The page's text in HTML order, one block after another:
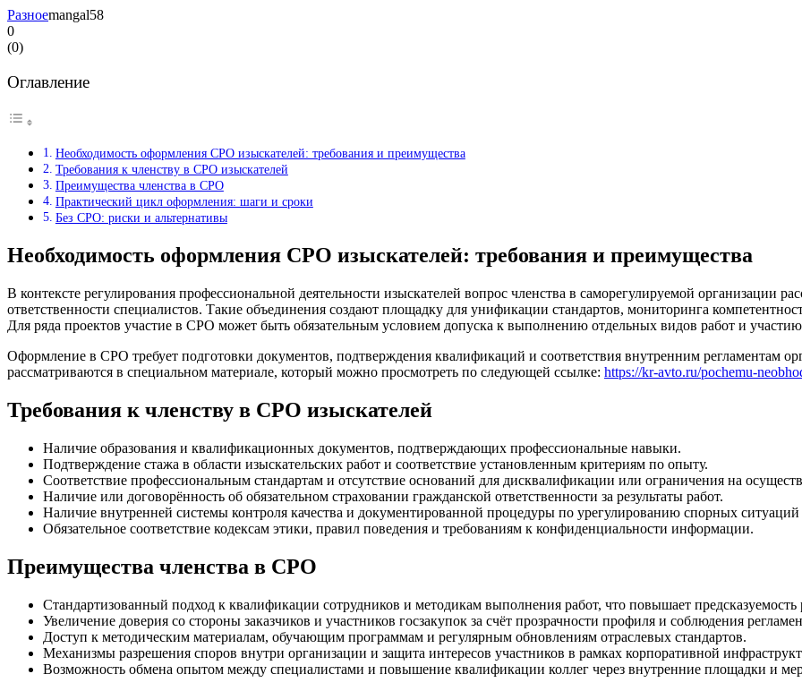
Разноеmangal58
0
(0)
Оглавление
Необходимость оформления СРО изыскателей: требования и преимущества
Требования к членству в СРО изыскателей
Преимущества членства в СРО
Практический цикл оформления: шаги и сроки
Без СРО: риски и альтернативы
Необходимость оформления СРО изыскателей: требования и преимущества
В контексте регулирования профессиональной деятельности изыскателей вопрос членства в саморегулируемой организации
ответственности специалистов. Такие объединения создают площадку для унификации стандартов, мониторинга
Для ряда проектов участие в СРО может быть обязательным условием допуска к выполнению отдельных видов работ и
Оформление в СРО требует подготовки документов, подтверждения квалификаций и соответствия внутренним регламентам
рассматриваются в специальном материале, который можно просмотреть по следующей ссылке: https://kr-avto.ru/pochemu-
Требования к членству в СРО изыскателей
Наличие образования и квалификационных документов, подтверждающих профессиональные навыки.
Подтверждение стажа в области изыскательских работ и соответствие установленным критериям по опыту.
Соответствие профессиональным стандартам и отсутствие оснований для дисквалификации или ограничения на
Наличие или договорённость об обязательном страховании гражданской ответственности за результаты работ.
Наличие внутренней системы контроля качества и документированной процедуры по урегулированию спорных
Обязательное соответствие кодексам этики, правил поведения и требованиям к конфиденциальности информации.
Преимущества членства в СРО
Стандартизованный подход к квалификации сотрудников и методикам выполнения работ, что повышает предсказуемость
Увеличение доверия со стороны заказчиков и участников госзакупок за счёт прозрачности профиля и соблюдения
Доступ к методическим материалам, обучающим программам и регулярным обновлениям отраслевых стандартов.
Механизмы разрешения споров внутри организации и защита интересов участников в рамках корпоративной
Возможность обмена опытом между специалистами и повышение квалификации коллег через внутренние площадки и